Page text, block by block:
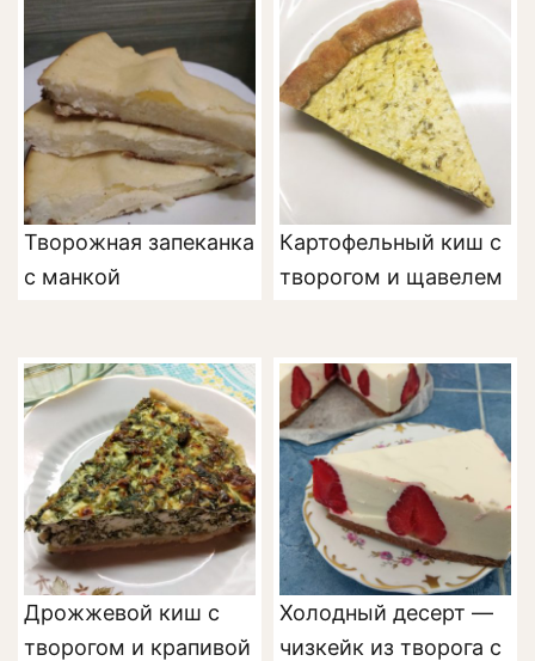
Творожная запеканка
с манкой
Картофельный киш с
творогом и щавелем
Дрожжевой киш с
творогом и крапивой
Холодный десерт —
чизкейк из творога с